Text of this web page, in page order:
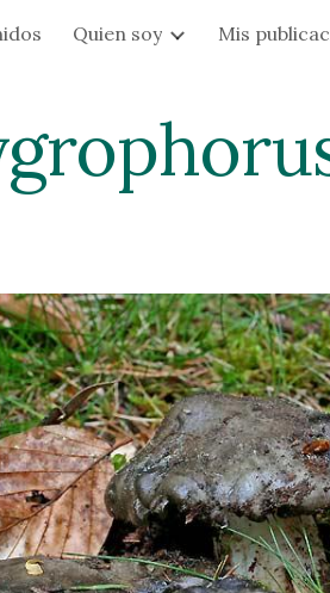
Skip to main content
Quien soy Mis